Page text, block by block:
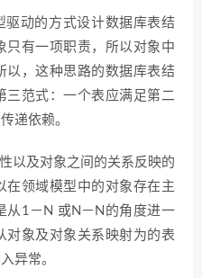
动的方式设计数据库表结
只有一项职责，所以对象中
以，这种思路的数据库表结
三范式：一个表应满足第二
递依赖。
以及对象之间的关系反映的
在领域模型中的对象存在主
从1－N 或N－N的角度进一
对象及对象关系映射为的表
异常。